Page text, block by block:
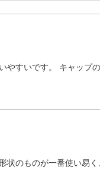
やすいです。 キャップ
状のものが一番使い易